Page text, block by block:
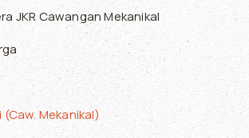
JKR Cawangan Mekanikal
Mekanikal)